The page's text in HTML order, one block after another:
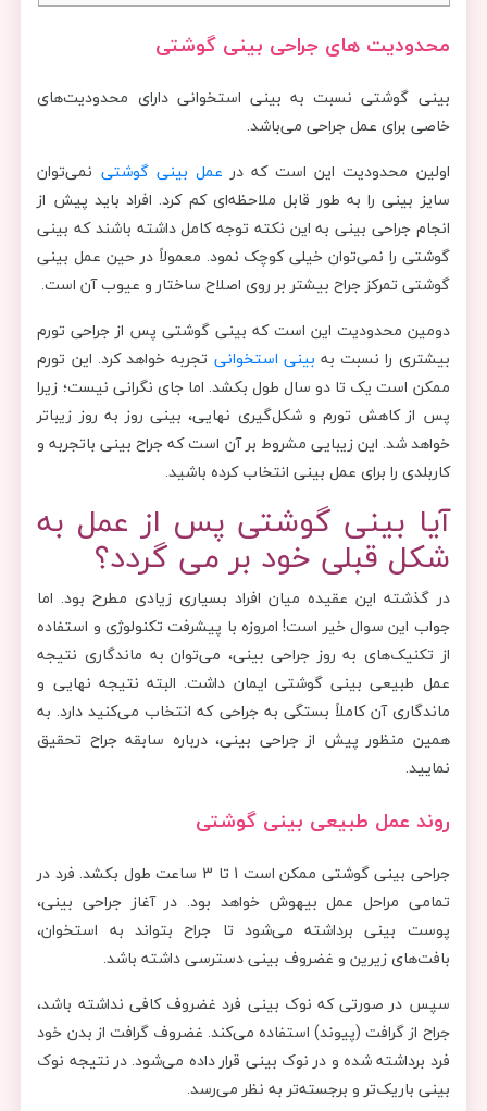
محدودیت های جراحی بینی گوشتی
بینی گوشتی نسبت به بینی استخوانی دارای محدودیت‌های
خاصی برای عمل جراحی می‌باشد.
اولین محدودیت این است که در عمل بینی گوشتی نمی‌توان
سایز بینی را به طور قابل ملاحظه‌ای کم کرد. افراد باید پیش از
انجام جراحی بینی به این نکته توجه کامل داشته باشند که بینی
گوشتی را نمی‌توان خیلی کوچک نمود. معمولاً در حین عمل بینی
گوشتی تمرکز جراح بیشتر بر روی اصلاح ساختار و عیوب آن است.
دومین محدودیت این است که بینی گوشتی پس از جراحی تورم
بیشتری را نسبت به بینی استخوانی تجربه خواهد کرد. این تورم
ممکن است یک تا دو سال طول بکشد. اما جای نگرانی نیست؛ زیرا
پس از کاهش تورم و شکل‌گیری نهایی، بینی روز به روز زیباتر
خواهد شد. این زیبایی مشروط بر آن است که جراح بینی باتجربه و
کاربلدی را برای عمل بینی انتخاب کرده باشید.
آیا بینی گوشتی پس از عمل به
شکل قبلی خود بر می ‌گردد؟
در گذشته این عقیده میان افراد بسیاری زیادی مطرح بود. اما
جواب این سوال خیر است! امروزه با پیشرفت تکنولوژی و استفاده
از تکنیک‌های به روز جراحی بینی، می‌توان به ماندگاری نتیجه
عمل طبیعی بینی گوشتی ایمان داشت. البته نتیجه نهایی و
ماندگاری آن کاملاً بستگی به جراحی که انتخاب می‌کنید دارد. به
همین منظور پیش از جراحی بینی، درباره سابقه جراح تحقیق
نمایید.
روند عمل طبیعی بینی گوشتی
جراحی بینی گوشتی ممکن است 1 تا 3 ساعت طول بکشد. فرد در
تمامی مراحل عمل بیهوش خواهد بود. در آغاز جراحی بینی،
پوست بینی برداشته می‌شود تا جراح بتواند به استخوان،
بافت‌های زیرین و غضروف بینی دسترسی داشته باشد.
سپس در صورتی که نوک بینی فرد غضروف کافی نداشته باشد،
جراح از گرافت (پیوند) استفاده می‌کند. غضروف گرافت از بدن خود
فرد برداشته شده و در نوک بینی قرار داده می‌شود. در نتیجه نوک
بینی باریک‌تر و برجسته‌تر به نظر می‌رسد.